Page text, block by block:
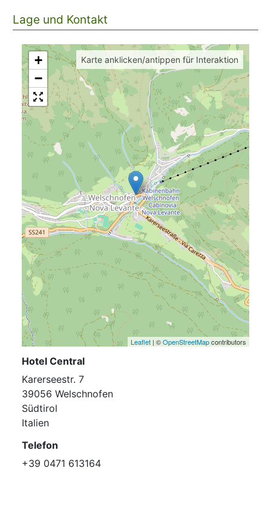
Lage und Kontakt
+
−
Leaflet | ©OpenStreetMapcontributors
Karte anklicken/antippen für Interaktion
Hotel Central
Karerseestr. 7
39056 Welschnofen
Südtirol
Italien
Telefon
+39 0471 613164